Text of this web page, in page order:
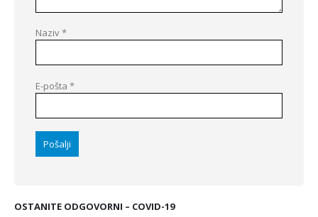
Naziv*
E-pošta *
OSTANITE ODGOVORNI – COVID-19